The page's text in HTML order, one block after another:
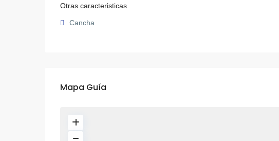
Otras caracteristicas
Cancha
Mapa Guía